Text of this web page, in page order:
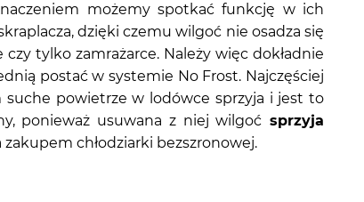
możemy spotkać funkcję w ich
dzięki czemu wilgoć nie osadza się
tylko zamrażarce. Należy więc dokładnie
postać w systemie No Frost. Najczęściej
suche powietrze w lodówce sprzyja i jest to
ponieważ usuwana z niej wilgoć sprzyja
chłodziarki bezszronowej.